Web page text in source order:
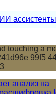
ИИ ассистенты